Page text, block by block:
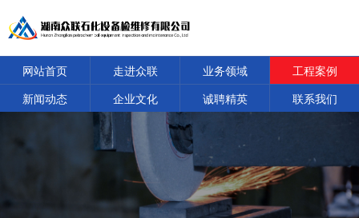
网站首页 走进众联 业务领域
工程案例
新闻动态
企业文化 诚聘精英 联系我们